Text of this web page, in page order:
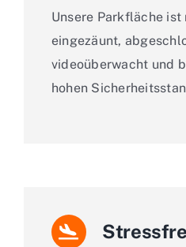
Unsere Parkfläche ist
eingezäunt,
videoüberwacht und
hohen